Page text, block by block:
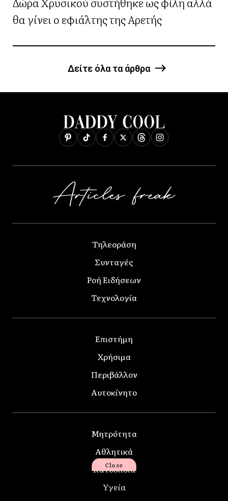
θα γίνει ο εφιάλτης της Αρετής
Δείτε όλα τα άρθρα
Τηλεοράση
Συνταγές
Ροή Ειδήσεων
Τεχνολογία
Επιστήμη
Χρήσιμα
Περιβάλλον
Αυτοκίνητο
Μητρότητα
Αθλητικά
Κατοικίδια
Υγεία
Close